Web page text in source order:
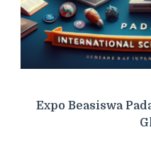
Expo Beasiswa